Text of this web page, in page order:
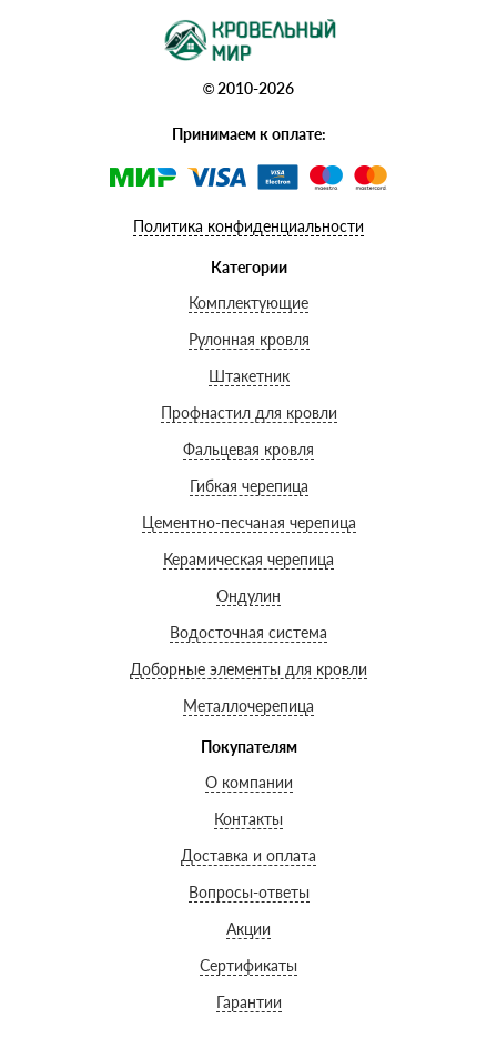
© 2010-2026
Принимаем к оплате:
Политика конфиденциальности
Категории
Комплектующие
Рулонная кровля
Штакетник
Профнастил для кровли
Фальцевая кровля
Гибкая черепица
Цементно-песчаная черепица
Керамическая черепица
Ондулин
Водосточная система
Доборные элементы для кровли
Металлочерепица
Покупателям
О компании
Контакты
Доставка и оплата
Вопросы-ответы
Акции
Сертификаты
Гарантии